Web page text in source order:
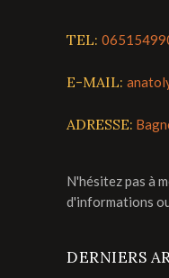
TEL:
E-MAIL:
ADRESSE:
N'hésitez pas à
d'informations
DERNIERS